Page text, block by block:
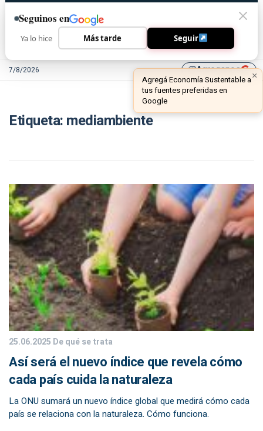
7/8/2026 library_addAgreganos ×
Agregá Economía Sustentable a
tus fuentes preferidas en
Google
Etiqueta: mediambiente
25.06.2025 De qué se trata
Así será el nuevo índice que revela cómo
cada país cuida la naturaleza
La ONU sumará un nuevo índice global que medirá cómo cada
país se relaciona con la naturaleza. Cómo funciona.
Seguinos en
Ya lo hice Más tarde Seguir